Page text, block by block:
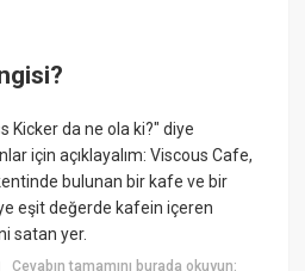
Kicker da ne ola ki?" diye
için açıklayalım: Viscous Cafe,
bulunan bir kafe ve bir
eşit değerde kafein içeren
satan yer.
Cevabın tamamını burada okuyun: